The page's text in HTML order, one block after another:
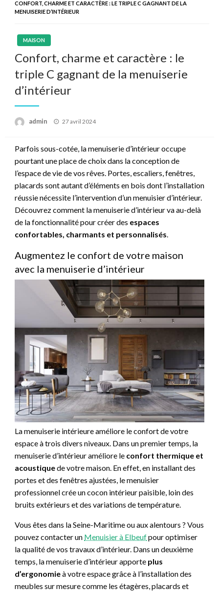
CONFORT, CHARME ET CARACTÈRE : LE TRIPLE C GAGNANT DE LA
MENUISERIE D’INTÉRIEUR
MAISON
Confort, charme et caractère : le
triple C gagnant de la menuiserie
d’intérieur
admin
Posted
27 avril 2024
Parfois sous-cotée, la menuiserie d’intérieur occupe
pourtant une place de choix dans la conception de
l’espace de vie de vos rêves. Portes, escaliers, fenêtres,
placards sont autant d’éléments en bois dont l’installation
réussie nécessite l’intervention d’un menuisier d’intérieur.
Découvrez comment la menuiserie d’intérieur va au-delà
de la fonctionnalité pour créer des espaces
confortables, charmants et personnalisés
Augmentez le confort de votre maison
avec la menuiserie d’intérieur
La menuiserie intérieure améliore le confort de votre
espace à trois divers niveaux. Dans un premier temps, la
menuiserie d’intérieur améliore le confort thermique et
acoustiquede votre maison. En effet, en installant des
portes et des fenêtres ajustées, le menuisier
professionnel crée un cocon intérieur paisible, loin des
bruits extérieurs et des variations de température.
Vous êtes dans la Seine-Maritime ou aux alentours ? Vous
pouvez contacter un Menuisier à Elbeufpour optimiser
la qualité de vos travaux d’intérieur. Dans un deuxième
temps, la menuiserie d’intérieur apporte plus
d’ergonomieà votre espace grâce à l’installation des
meubles sur mesure comme les étagères, placards et